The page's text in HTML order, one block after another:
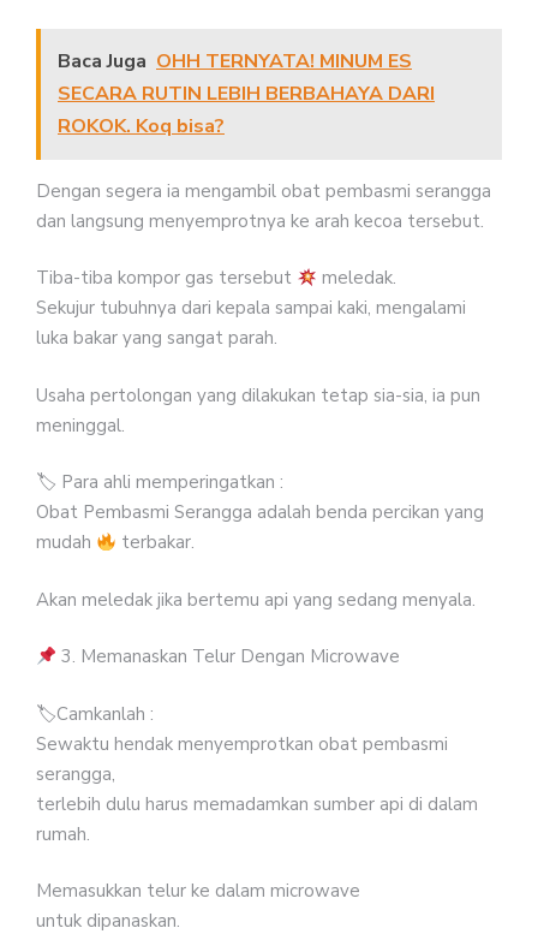
Baca Juga OHH TERNYATA! MINUM ES
SECARA RUTIN LEBIH BERBAHAYA DARI
ROKOK. Koq bisa?
Dengan segera ia mengambil obat pembasmi serangga
dan langsung menyemprotnya ke arah kecoa tersebut.
Tiba-tiba kompor gas tersebut
meledak.
Sekujur tubuhnya dari kepala sampai kaki, mengalami
luka bakar yang sangat parah.
Usaha pertolongan yang dilakukan tetap sia-sia, ia pun
meninggal.
🏷 Para ahli memperingatkan :
Obat Pembasmi Serangga adalah benda percikan yang
mudah
terbakar.
Akan meledak jika bertemu api yang sedang menyala.
3. Memanaskan Telur Dengan Microwave
🏷Camkanlah :
Sewaktu hendak menyemprotkan obat pembasmi
serangga,
terlebih dulu harus memadamkan sumber api di dalam
rumah.
Memasukkan telur ke dalam microwave
untuk dipanaskan.